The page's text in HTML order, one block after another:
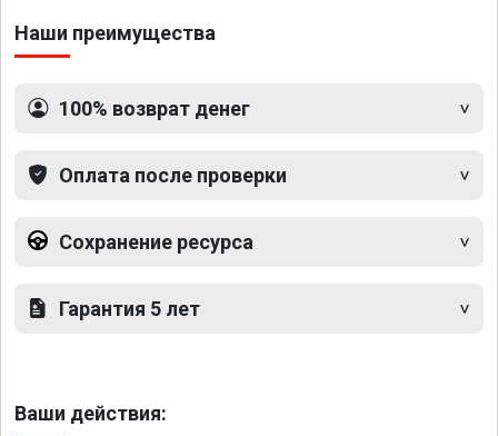
Наши преимущества
100% возврат денег
Оплата после проверки
Сохранение ресурса
Гарантия 5 лет
Ваши действия: